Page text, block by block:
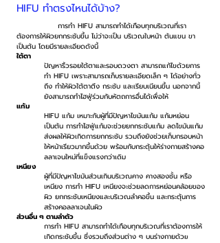
HIFU ทำตรงไหนได้บ้าง?
การทำ HIFU สามารถทำได้เกือบทุกบริเวณที่เรา
ต้องการให้ผิวยกกระชับขึ้น ไม่ว่าจะเป็น บริเวณใบหน้า ต้นแขน ขา
เป็นต้น โดยมีรายละเอียดดังนี้
ใต้ตา
ปัญหาริ้วรอยใต้ตาและรอบดวงตา สามารถแก้ไขด้วยการ
ทำ HIFU เพราะสามารถเก็บรายละเอียดเล็ก ๆ ได้อย่างทั่ว
ถึง ทำให้ผิวใต้ตาตึง กระชับ และเรียบเนียนขึ้น นอกจากนี้
ยังสามารถทำไฮฟู่ร่วมกับหัตถการอื่นได้เพื่อให้
แก้ม
HIFU แก้ม เหมาะกับผู้ที่มีปัญหาไขมันแก้ม แก้มหย่อน
เป็นต้น การทำไฮฟู่แก้มจะช่วยยกกระชับแก้ม ลดไขมันแก้ม
ส่งผลให้ผิวเกิดการยกกระชับ รวมถึงยังช่วยเก็บกรอบหน้า
ให้หน้าเรียวมากขึ้นด้วย พร้อมกับกระตุ้นให้ร่างกายสร้างคอ
ลลาเจนใหม่ที่แข็งแรงกว่าเดิม
เหนียง
ผู้ที่มีปัญหาไขมันส่วนเกินบริเวณคาง คางสองชั้น หรือ
เหนียง การทำ HIFU เหนียงจะช่วยลดการหย่อนคล้อยของ
ผิว ยกกระชับเหนียงและบริเวณลำคอขึ้น และกระตุ้นการ
สร้างคอลลาเจนในผิว
ส่วนอื่น ๆ ตามลำตัว
การทำ HIFU สามารถทำได้เกือบทุกบริเวณที่เราต้องการให้
เกิดกระชับขึ้น ซึ่งรวมถึงส่วนต่าง ๆ บนร่างกายด้วย